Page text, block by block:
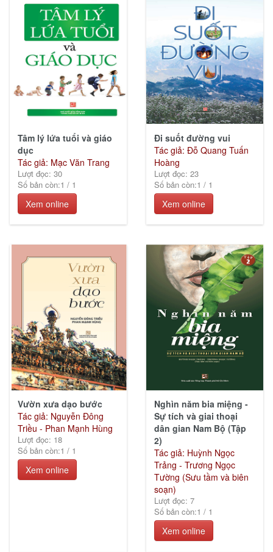
Tâm lý lứa tuổi và giáo
dục
Tác giả: Mạc Văn Trang
Lượt đọc: 30
Số bản còn:1 /1
Xem online
Đi suốt đường vui
Tác giả: Đỗ Quang Tuấn
Hoàng
Lượt đọc: 23
Số bản còn:1 /1
Xem online
Vườn xưa dạo bước
Tác giả: Nguyễn Đông
Triều - Phan Mạnh Hùng
Lượt đọc: 18
Số bản còn:1 /1
Xem online
Nghìn năm bia miệng -
Sự tích và giai thoại
dân gian Nam Bộ (Tập
2)
Tác giả: Huỳnh Ngọc
Trảng - Trương Ngọc
Tường (Sưu tầm và biên
soạn)
Lượt đọc: 7
Số bản còn:1 /1
Xem online